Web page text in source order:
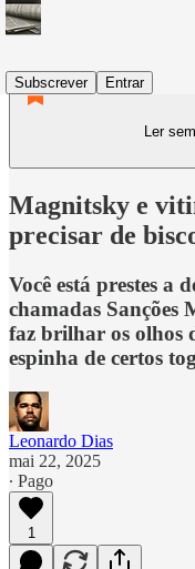
Subscrever
Entrar
Ler
Magnitsky e
precisar de
Você está prestes a
chamadas Sanções
faz brilhar os olhos
espinha de certos
Leonardo Dias
mai 22, 2025
∙ Pago
1